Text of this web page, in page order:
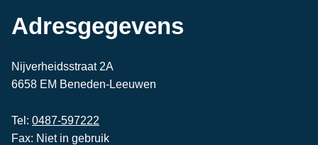
Adresgegevens
Nijverheidsstraat 2A
6658 EM Beneden-Leeuwen
Tel: 0487-597222
Fax: Niet in gebruik